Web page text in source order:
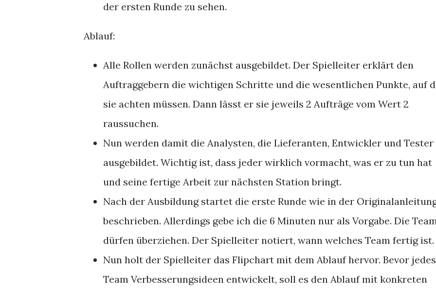
der ersten Runde zu sehen.
Ablauf:
Alle Rollen werden zunächst ausgebildet. Der Spielleiter erklärt den
Auftraggebern die wichtigen Schritte und die wesentlichen Punkte, auf
sie achten müssen. Dann lässt er sie jeweils 2 Aufträge vom Wert 2
raussuchen.
Nun werden damit die Analysten, die Lieferanten, Entwickler und Tester
ausgebildet. Wichtig ist, dass jeder wirklich vormacht, was er zu tun hat
und seine fertige Arbeit zur nächsten Station bringt.
Nach der Ausbildung startet die erste Runde wie in der
beschrieben. Allerdings gebe ich die 6 Minuten nur als Vorgabe. Die
dürfen überziehen. Der Spielleiter notiert, wann welches Team fertig ist.
Nun holt der Spielleiter das Flipchart mit dem Ablauf hervor. Bevor jedes
Team Verbesserungsideen entwickelt, soll es den Ablauf mit konkreten